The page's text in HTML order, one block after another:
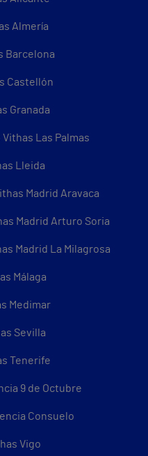
Almería
Barcelona
Castellón
Granada
Las Palmas
Lleida
Madrid Aravaca
Madrid Arturo Soria
Madrid La Milagrosa
Málaga
Medimar
Sevilla
Tenerife
9 de Octubre
Consuelo
Vigo